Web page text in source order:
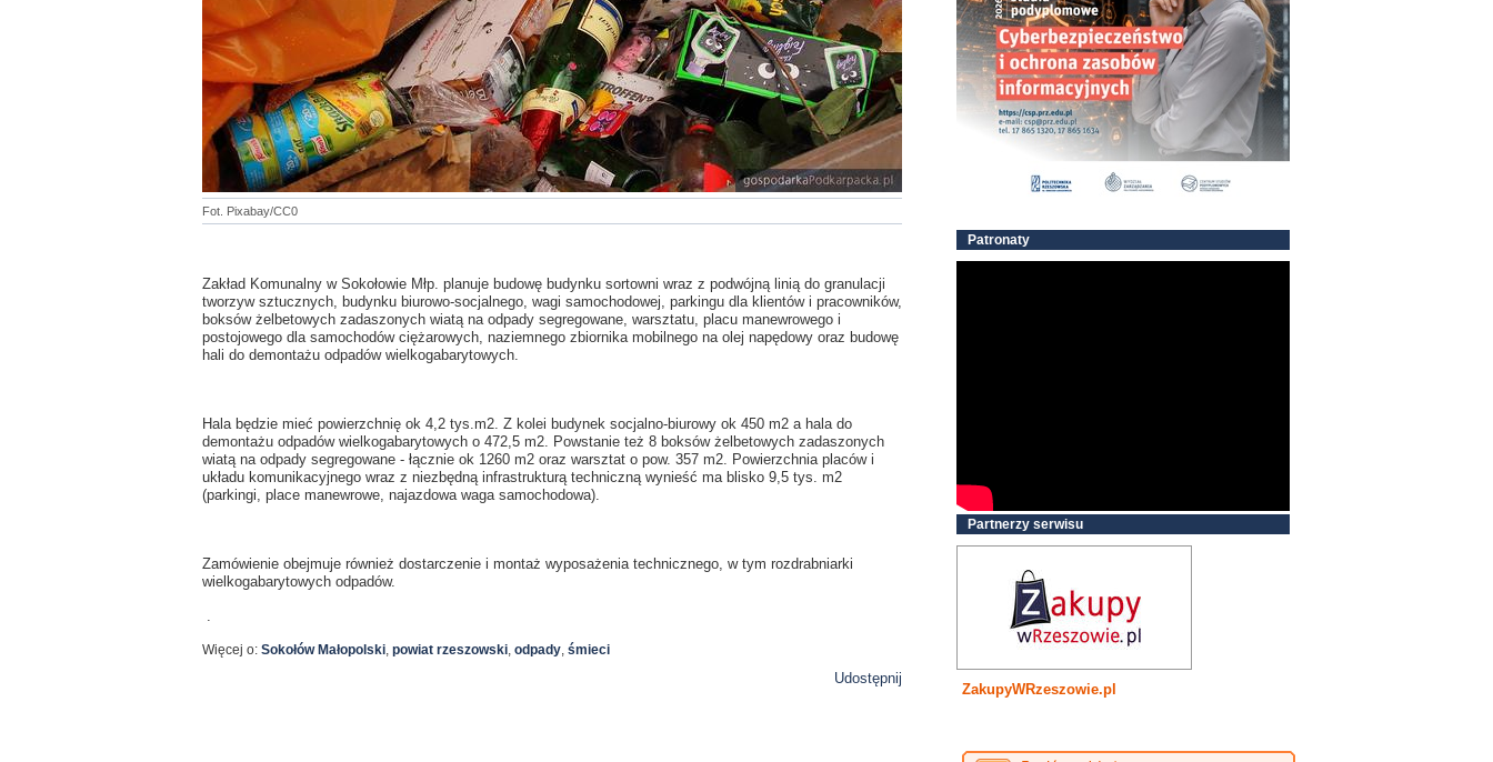
Fot. Pixabay/CC0
Zakład Komunalny w Sokołowie Młp. planuje budowę budynku sortowni wraz z podwójną linią do granulacji
tworzyw sztucznych, budynku biurowo-socjalnego, wagi samochodowej, parkingu dla klientów i pracowników,
boksów żelbetowych zadaszonych wiatą na odpady segregowane, warsztatu, placu manewrowego i
postojowego dla samochodów ciężarowych, naziemnego zbiornika mobilnego na olej napędowy oraz budowę
hali do demontażu odpadów wielkogabarytowych.
Hala będzie mieć powierzchnię ok 4,2 tys.m2. Z kolei budynek socjalno-biurowy ok 450 m2 a hala do
demontażu odpadów wielkogabarytowych o 472,5 m2. Powstanie też 8 boksów żelbetowych zadaszonych
wiatą na odpady segregowane - łącznie ok 1260 m2 oraz warsztat o pow. 357 m2. Powierzchnia placów i
układu komunikacyjnego wraz z niezbędną infrastrukturą techniczną wynieść ma blisko 9,5 tys. m2
(parkingi, place manewrowe, najazdowa waga samochodowa).
Zamówienie obejmuje również dostarczenie i montaż wyposażenia technicznego, w tym rozdrabniarki
wielkogabarytowych odpadów.
.
Więcej o: Sokołów Małopolski, powiat rzeszowski, odpady, śmieci
Udostępnij
Patronaty
Partnerzy serwisu
ZakupyWRzeszowie.pl